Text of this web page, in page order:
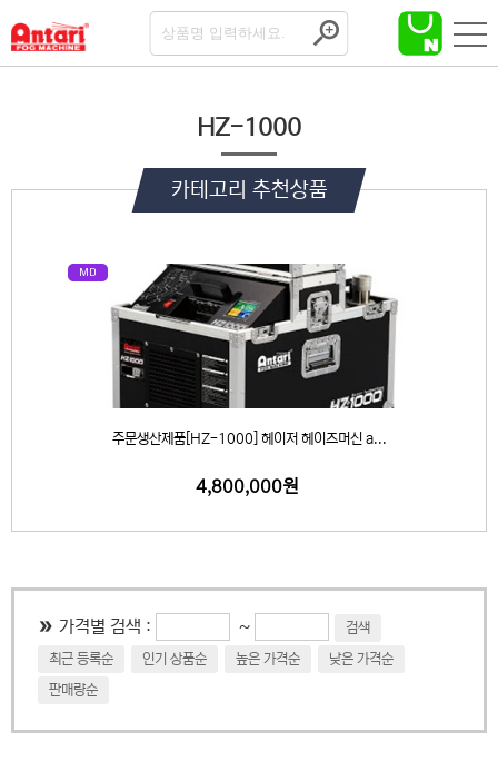
HZ-1000
카테고리 추천상품
MD
주문생산제품[HZ-1000] 헤이저 헤이즈머신 a...
4,800,000원
가격별 검색 : ~
검색
최근 등록순
인기 상품순 높은 가격순
낮은 가격순
판매량순